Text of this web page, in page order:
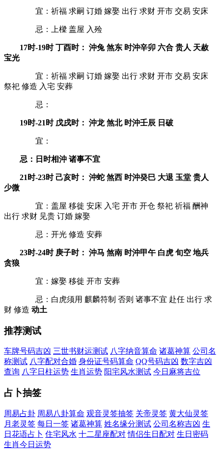
宜：祈福 求嗣 订婚 嫁娶 出行 求财 开市 交易 安床
忌：上樑 盖屋 入殓
17时-19时 丁酉时： 沖兔 煞东 时沖辛卯 六合 贵人 天赦
宝光
宜：祈福 求嗣 订婚 嫁娶 出行 求财 开市 交易 安床
祭祀 修造 入宅 安葬
忌：
19时-21时 戊戌时： 沖龙 煞北 时沖壬辰 日破
宜：
忌：日时相沖 诸事不宜
21时-23时 己亥时： 沖蛇 煞西 时沖癸巳 大退 玉堂 贵人
少微
宜：盖屋 移徙 安床 入宅 开市 开仓 祭祀 祈福 酬神
出行 求财 见贵 订婚 嫁娶
忌：开光 修造 安葬
23时-24时 庚子时： 沖马 煞南 时沖甲午 白虎 旬空 地兵
贪狼
宜：嫁娶 移徙 开市 安葬
忌：白虎须用 麒麟符制 否则 诸事不宜 赴任 出行 求
财 修造 动土
推荐测试
车牌号码吉凶 三世书财运测试 八字纳音算命 诸葛神算 公司名
称测试 八字配对合婚 身份证号码算命 QQ号码吉凶 数字吉凶
查询 八字日柱运势 生肖运势 阳宅风水测试 今日麻将吉位
占卜抽签
周易占卦 周易八卦算命 观音灵签抽签 关帝灵签 黄大仙灵签
月老灵签 每日一签 诸葛神算 姓名缘分测试 公司名称吉凶 生
日花语占卜 住宅风水 十二星座配对 情侣生日配对 生日密码
生肖今日运势